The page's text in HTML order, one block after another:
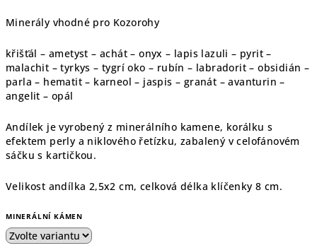
Minerály vhodné pro Kozorohy
křišťál – ametyst – achát – onyx – lapis lazuli – pyrit –
malachit – tyrkys – tygrí oko – rubín – labradorit – obsidián –
parla – hematit – karneol – jaspis – granát – avanturin –
angelit – opál
Andílek je vyrobený z minerálního kamene, korálku s
efektem perly a niklového řetízku, zabalený v celofánovém
sáčku s kartičkou.
Velikost andílka 2,5x2 cm, celková délka klíčenky 8 cm.
MINERÁLNÍ KÁMEN